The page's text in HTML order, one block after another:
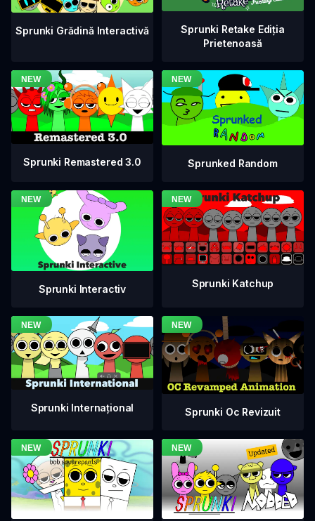
Sprunki Grădină Interactivă
Sprunki Retake Ediția
Prietenoasă
Sprunki Remastered 3.0 Sprunked Random
Sprunki Interactiv Sprunki Katchup
Sprunki Internațional Sprunki Oc Revizuit